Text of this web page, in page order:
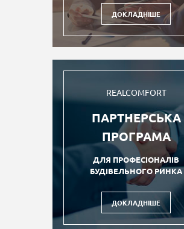
ДОКЛАДНІШЕ
REALCOMFORT
ПАРТНЕРСЬКА
ПРОГРАМА
ДЛЯ ПРОФЕСІОНАЛІВ
БУДІВЕЛЬНОГО РИНКА
ДОКЛАДНІШЕ